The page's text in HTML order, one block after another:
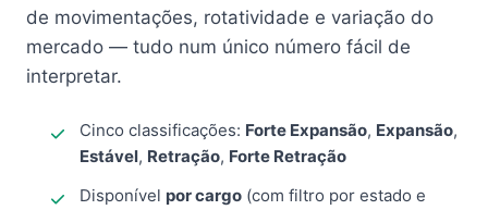
de movimentações, rotatividade e variação do
mercado — tudo num único número fácil de
interpretar.
Cinco classificações: Forte Expansão, Expansão,
Estável, Retração, Forte Retração
Disponível por cargo (com filtro por estado e